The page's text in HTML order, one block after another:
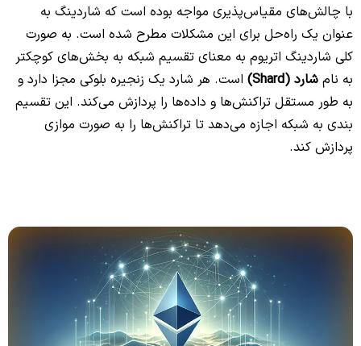
با چالش‌های مقیاس‌پذیری مواجه بوده است که شاردینگ به
عنوان یک راه‌حل برای این مشکلات مطرح شده است. به صورت
کلی شاردینگ اتریوم به معنای تقسیم شبکه به بخش‌های کوچکتر
به نام شارد (Shard)
است. هر شارد یک زنجیره بلوکی مجزا دارد و
به طور مستقل تراکنش‌ها و داده‌ها را پردازش می‌کند. این تقسیم
بندی به شبکه اجازه می‌دهد تا تراکنش‌ها را به صورت موازی
پردازش کند.